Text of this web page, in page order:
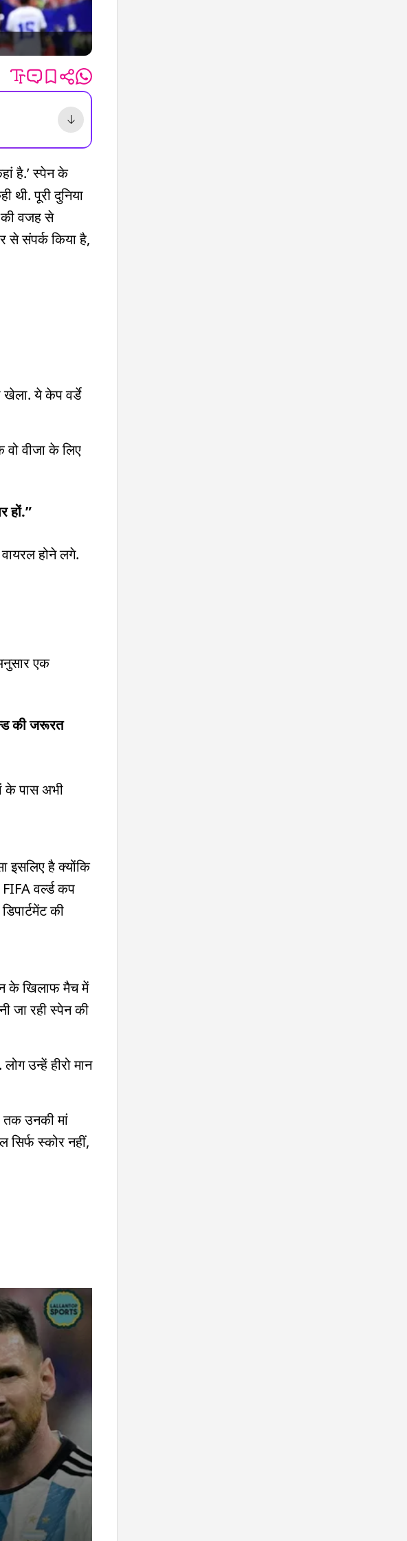
है.’ स्पेन के
थी. पूरी दुनिया
की वजह से
से संपर्क किया है,
ये केप वर्डे
वो वीजा के लिए
हों.”
होने लगे.
एक
की जरूरत
के पास अभी
इसलिए है क्योंकि
वर्ल्ड कप
की
के खिलाफ मैच में
जा रही स्पेन की
उन्हें हीरो मान
तक उनकी मां
सिर्फ स्कोर नहीं,